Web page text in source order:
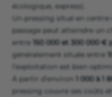
écologique, express).
Un pressing situé en
passage peut atteindre un
entre 150 000 et 300 000 €
généralement située entre
l’exploitation est bien
À partir d’environ
1 000 à
pressing couvre ses coûts